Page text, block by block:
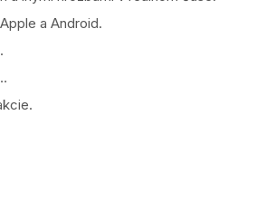
a Android.